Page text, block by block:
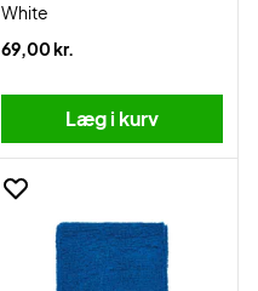
White
69,00 kr.
Læg i kurv